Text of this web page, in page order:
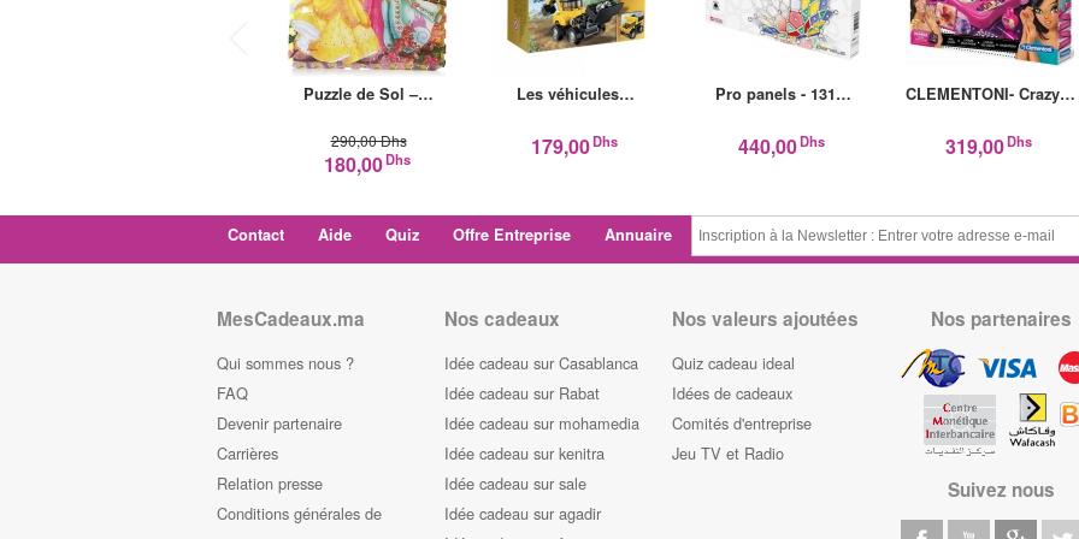
Puzzle de Sol –…
290,00 Dhs
180,00Dhs
Les véhicules…
179,00Dhs
Pro panels - 131…
440,00Dhs
CLEMENTONI- Crazy…
319,00Dhs
Contact Aide Quiz Offre Entreprise Annuaire
MesCadeaux.ma
Qui sommes nous ?
FAQ
Devenir partenaire
Carrières
Relation presse
Conditions générales de
Nos cadeaux
Idée cadeau sur Casablanca
Idée cadeau sur Rabat
Idée cadeau sur mohamedia
Idée cadeau sur kenitra
Idée cadeau sur sale
Idée cadeau sur agadir
Nos valeurs ajoutées
Quiz cadeau ideal
Idées de cadeaux
Comités d'entreprise
Jeu TV et Radio
Nos partenaires
Suivez nous